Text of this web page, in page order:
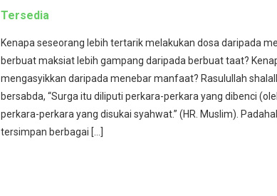
Tersedia
Kenapa seseorang lebih tertarik melakukan dosa daripada
berbuat maksiat lebih gampang daripada berbuat taat?
mengasyikkan daripada menebar manfaat? Rasulullah
bersabda, “Surga itu diliputi perkara-perkara yang dibenci
perkara-perkara yang disukai syahwat.” (HR. Muslim).
tersimpan berbagai […]